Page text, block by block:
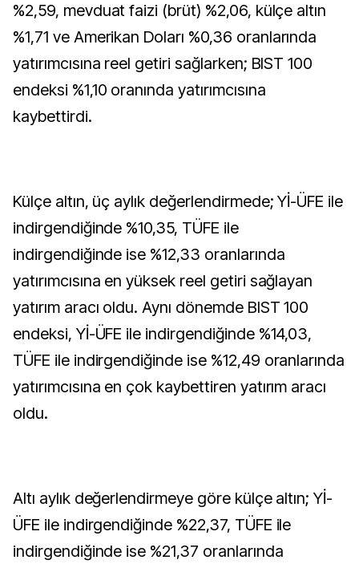
%2,59, mevduat faizi (brüt) %2,06, külçe altın
%1,71 ve Amerikan Doları %0,36 oranlarında
yatırımcısına reel getiri sağlarken; BIST 100
endeksi %1,10 oranında yatırımcısına
kaybettirdi.
Külçe altın, üç aylık değerlendirmede; Yİ-ÜFE ile
indirgendiğinde %10,35, TÜFE ile
indirgendiğinde ise %12,33 oranlarında
yatırımcısına en yüksek reel getiri sağlayan
yatırım aracı oldu. Aynı dönemde BIST 100
endeksi, Yİ-ÜFE ile indirgendiğinde %14,03,
TÜFE ile indirgendiğinde ise %12,49 oranlarında
yatırımcısına en çok kaybettiren yatırım aracı
oldu.
Altı aylık değerlendirmeye göre külçe altın; Yİ-
ÜFE ile indirgendiğinde %22,37, TÜFE ile
indirgendiğinde ise %21,37 oranlarında